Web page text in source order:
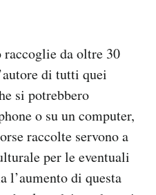
da oltre 30
di tutti quei
si potrebbero
o su un computer,
raccolte servono a
per le eventuali
l’aumento di questa